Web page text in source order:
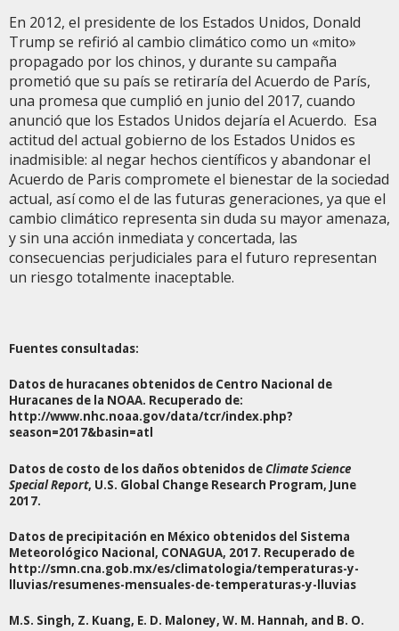
En 2012, el presidente de los Estados Unidos, Donald
Trump se refirió al cambio climático como un «mito»
propagado por los chinos, y durante su campaña
prometió que su país se retiraría del Acuerdo de París,
una promesa que cumplió en junio del 2017, cuando
anunció que los Estados Unidos dejaría el Acuerdo. Esa
actitud del actual gobierno de los Estados Unidos es
inadmisible: al negar hechos científicos y abandonar el
Acuerdo de Paris compromete el bienestar de la sociedad
actual, así como el de las futuras generaciones, ya que el
cambio climático representa sin duda su mayor amenaza,
y sin una acción inmediata y concertada, las
consecuencias perjudiciales para el futuro representan
un riesgo totalmente inaceptable.
Fuentes consultadas:
Datos de huracanes obtenidos de Centro Nacional de
Huracanes de la NOAA. Recuperado de:
http://www.nhc.noaa.gov/data/tcr/index.php?
season=2017&basin=atl
Datos de costo de los daños obtenidos deClimate Science
Special Report, U.S. Global Change Research Program, June
2017.
Datos de precipitación en México obtenidos del Sistema
Meteorológico Nacional, CONAGUA, 2017. Recuperado de
http://smn.cna.gob.mx/es/climatologia/temperaturas-y-
lluvias/resumenes-mensuales-de-temperaturas-y-lluvias
M.S. Singh, Z. Kuang, E. D. Maloney, W. M. Hannah, and B. O.